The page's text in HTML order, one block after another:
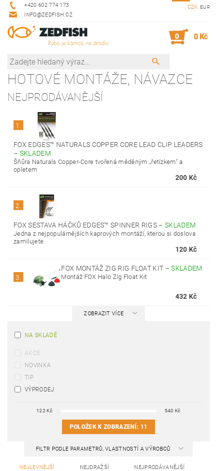
+420 602 774 173
INFO@ZEDFISH.CZ
CZK EUR
0 0 Kč
HOTOVÉ MONTÁŽE, NÁVAZCE
NEJPRODÁVANĚJŠÍ
1.
FOX EDGES™ NATURALS COPPER CORE LEAD CLIP LEADERS
– SKLADEM
Šňůra Naturals Copper-Core tvořená měděným „řetízkem“ a
opletem
200 Kč
2.
FOX SESTAVA HÁČKŮ EDGES™ SPINNER RIGS – SKLADEM
Jedna z nejpopulárnějších kaprových montáží, kterou si doslova
zamilujete
120 Kč
3.
FOX MONTÁŽ ZIG RIG FLOAT KIT –SKLADEM
Montáž FOX Halo Zig Float Kit
432 Kč
ZOBRAZIT VÍCE
NA SKLADĚ
AKCE
NOVINKA
TIP
VÝPRODEJ
122 Kč 540 Kč
POLOŽEK K ZOBRAZENÍ: 11
FILTR PODLE PARAMETRŮ, VLASTNOSTÍ A VÝROBCŮ
NEJLEVNĚJŠÍ NEJDRAŽŠÍ NEJPRODÁVANĚJŠÍ